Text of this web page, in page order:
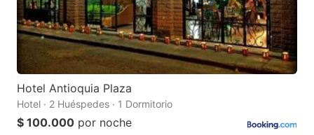
Hotel Antioquia Plaza
Hotel · 2 Huéspedes · 1 Dormitorio
$ 100.000 por noche